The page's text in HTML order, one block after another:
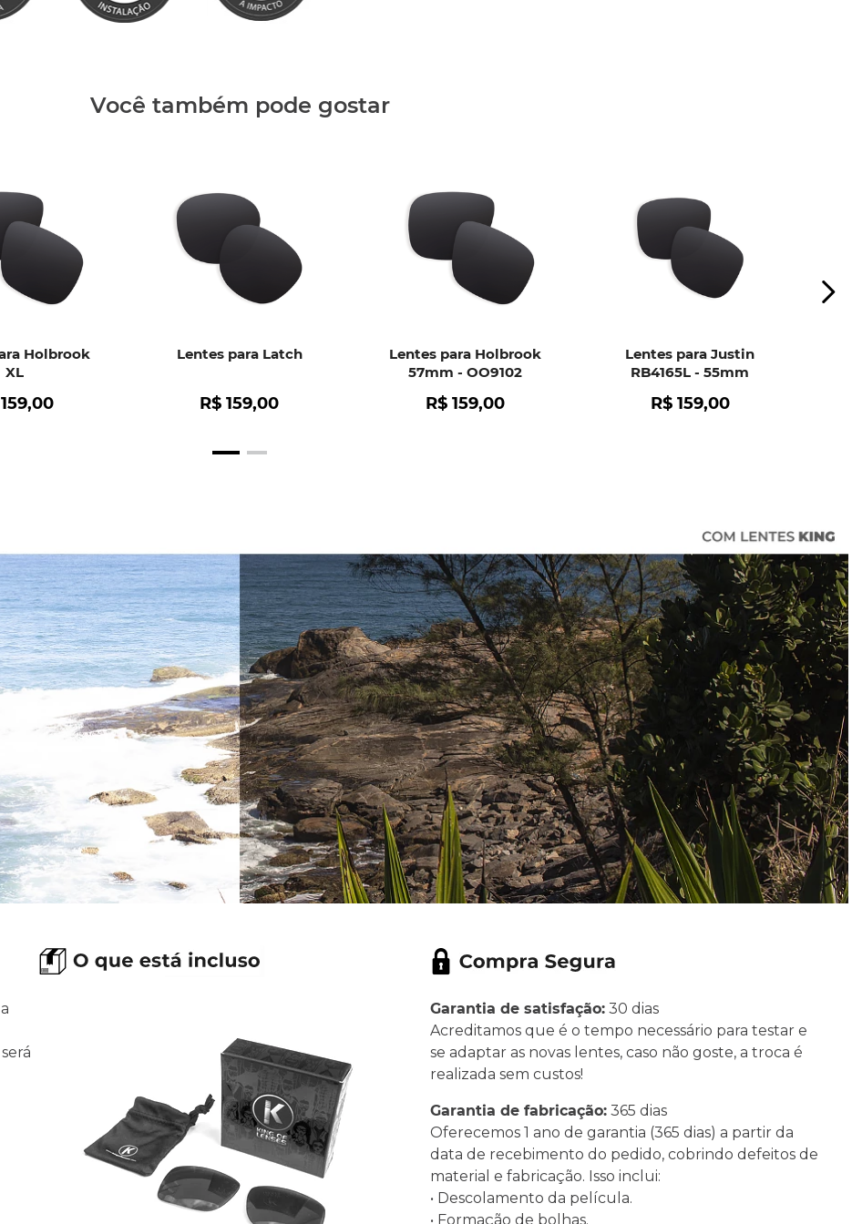
Você também pode gostar
Holbrook
XL
159,00
Lentes para Latch
R$ 159,00
Lentes para Holbrook
57mm - OO9102
R$ 159,00
Lentes para Justin
RB4165L - 55mm
R$ 159,00
Garantia de satisfação:30 dias
Acreditamos que é o tempo necessário para testar e
se adaptar as novas lentes, caso não goste, a troca é
realizada sem custos!
Garantia de fabricação:365 dias
Oferecemos 1 ano de garantia (365 dias) a partir da
data de recebimento do pedido, cobrindo defeitos de
material e fabricação. Isso inclui:
• Descolamento da película.
• Formação de bolhas.